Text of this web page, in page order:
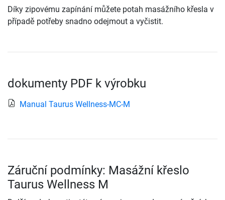
Díky zipovému zapínání můžete potah masážního křesla v
případě potřeby snadno odejmout a vyčistit.
dokumenty PDF k výrobku
Manual Taurus Wellness-MC-M
Záruční podmínky: Masážní křeslo
Taurus Wellness M